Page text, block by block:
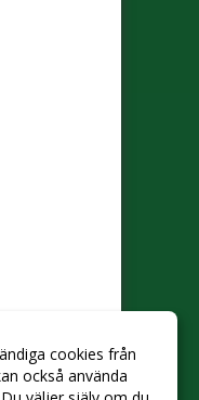
cookies från
också använda